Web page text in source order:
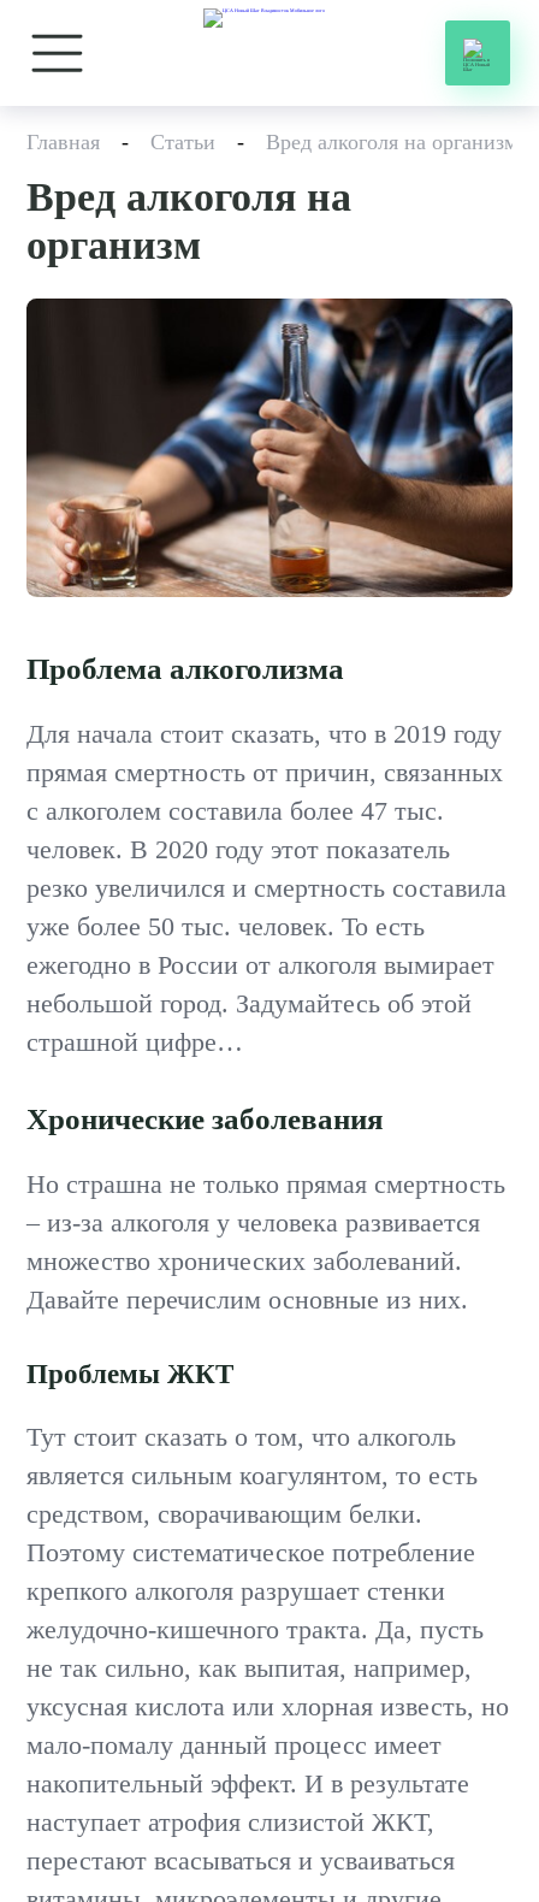
Главная - Статьи - Вред алкоголя на организм
Вред алкоголя на
организм
Проблема алкоголизма
Для начала стоит сказать, что в 2019 году
прямая смертность от причин, связанных
с алкоголем составила более 47 тыс.
человек. В 2020 году этот показатель
резко увеличился и смертность составила
уже более 50 тыс. человек. То есть
ежегодно в России от алкоголя вымирает
небольшой город. Задумайтесь об этой
страшной цифре…
Хронические заболевания
Но страшна не только прямая смертность
– из-за алкоголя у человека развивается
множество хронических заболеваний.
Давайте перечислим основные из них.
Проблемы ЖКТ
Тут стоит сказать о том, что алкоголь
является сильным коагулянтом, то есть
средством, сворачивающим белки.
Поэтому систематическое потребление
крепкого алкоголя разрушает стенки
желудочно-кишечного тракта. Да, пусть
не так сильно, как выпитая, например,
уксусная кислота или хлорная известь, но
мало-помалу данный процесс имеет
накопительный эффект. И в результате
наступает атрофия слизистой ЖКТ,
перестают всасываться и усваиваться